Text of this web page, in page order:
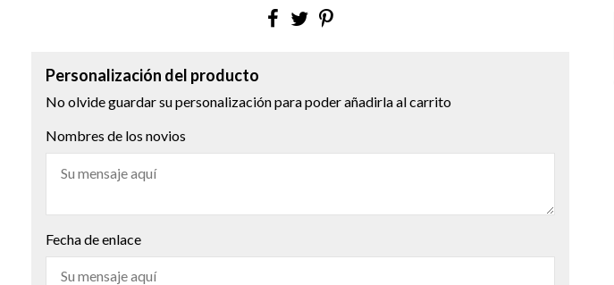
Personalización del producto
No olvide guardar su personalización para poder añadirla al carrito
Nombres de los novios
Fecha de enlace